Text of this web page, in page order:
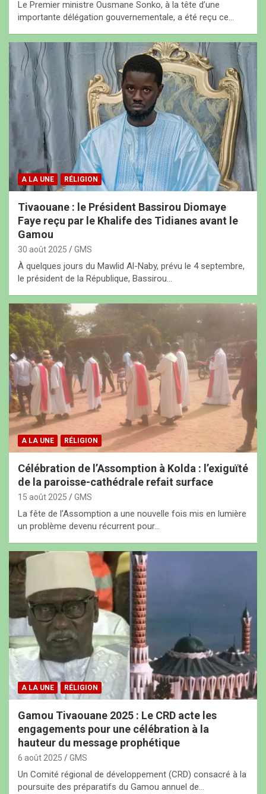
Le Premier ministre Ousmane Sonko, à la tête d’une
importante délégation gouvernementale, a été reçu ce…
A LA UNE RÉLIGION
Tivaouane : le Président Bassirou Diomaye
Faye reçu par le Khalife des Tidianes avant le
Gamou
30 août 2025 GMS
À quelques jours du Mawlid Al-Naby, prévu le 4 septembre,
le président de la République, Bassirou…
A LA UNE RÉLIGION
Célébration de l’Assomption à Kolda : l’exiguïté
de la paroisse-cathédrale refait surface
15 août 2025 GMS
La fête de l’Assomption a une nouvelle fois mis en lumière
un problème devenu récurrent pour…
A LA UNE RÉLIGION
Gamou Tivaouane 2025 : Le CRD acte les
engagements pour une célébration à la
hauteur du message prophétique
6 août 2025 GMS
Un Comité régional de développement (CRD) consacré à la
poursuite des préparatifs du Gamou annuel de…